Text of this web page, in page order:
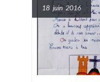
18 juin 2016